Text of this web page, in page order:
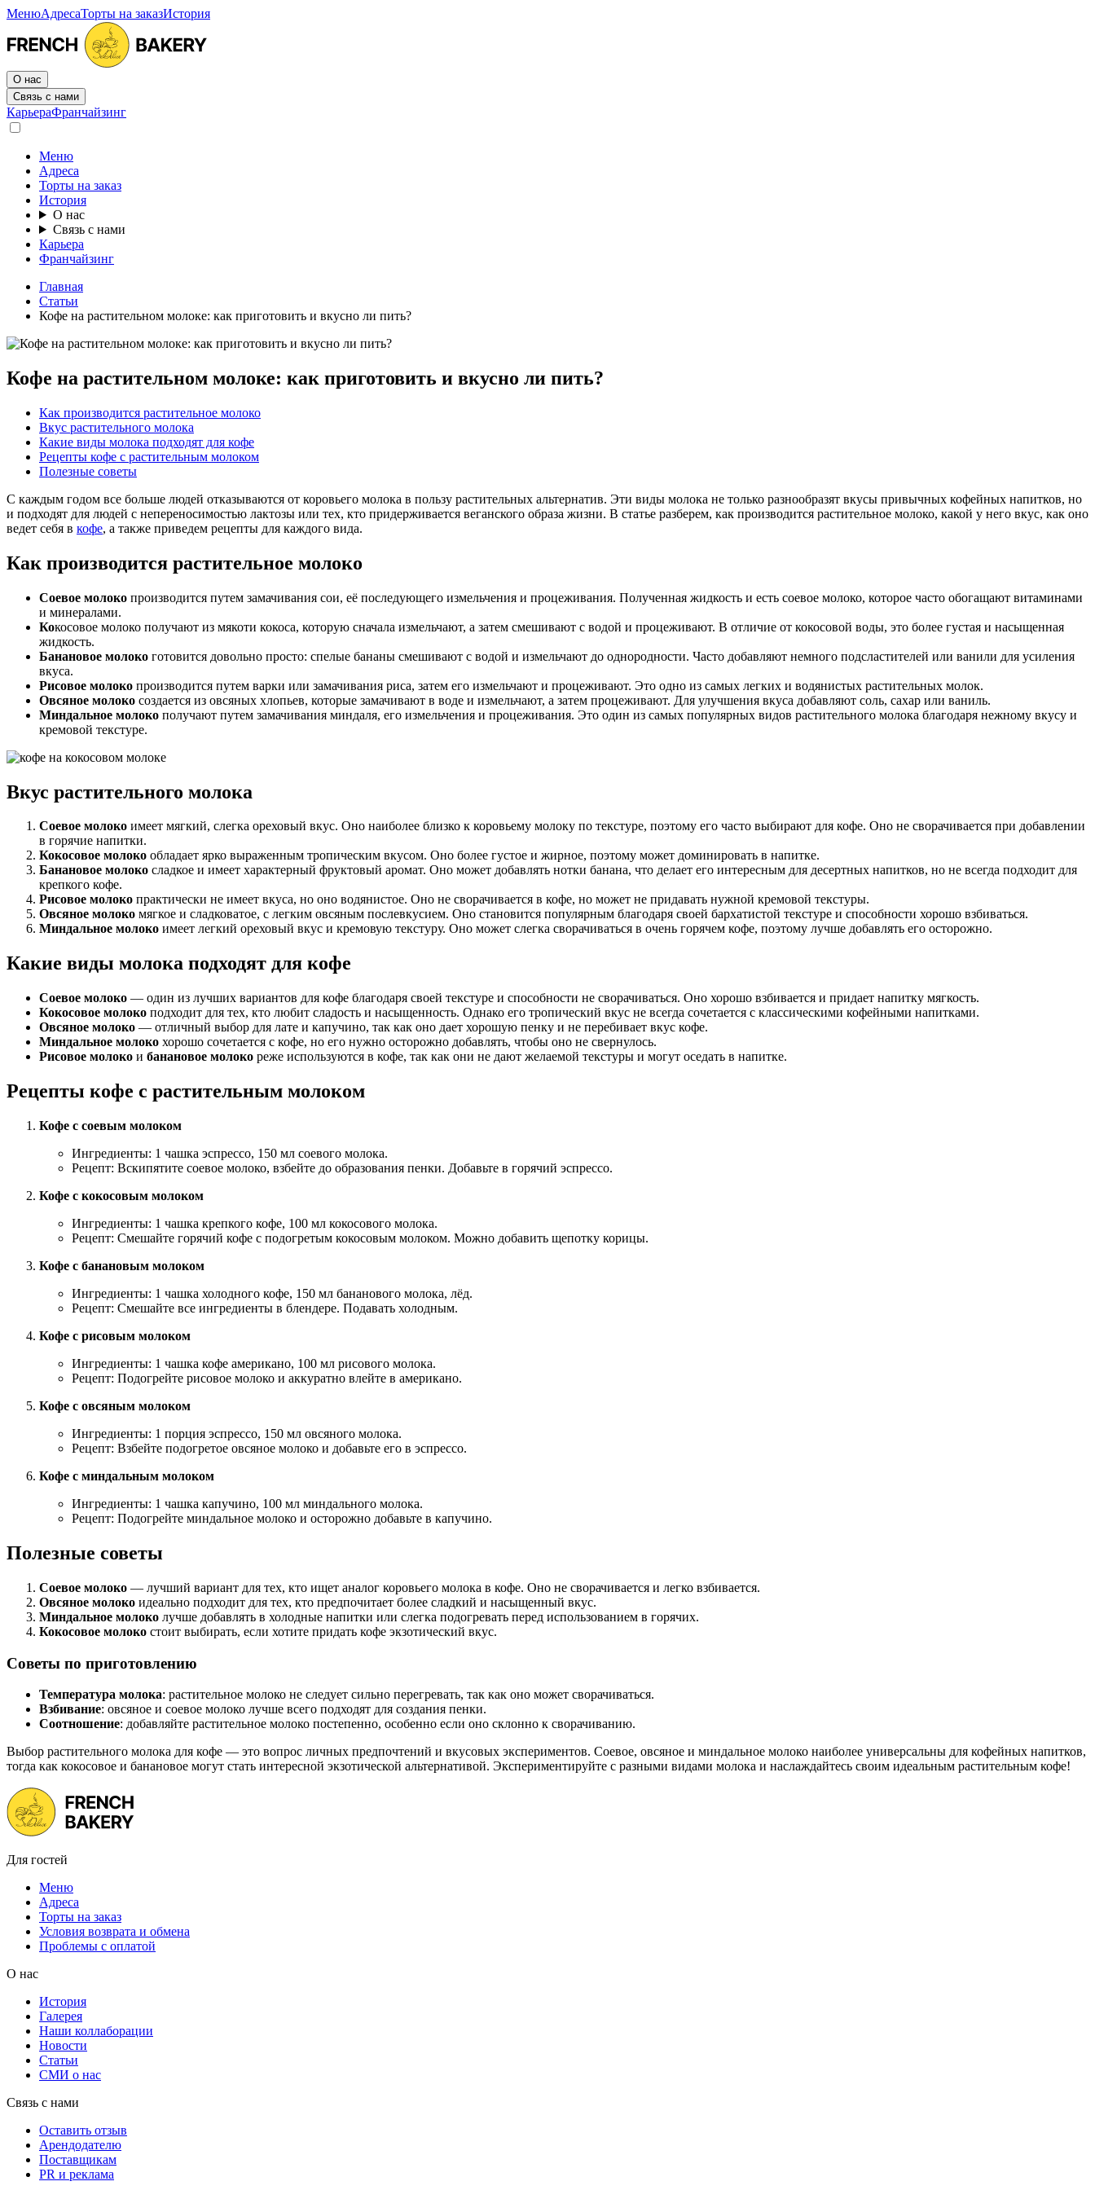
МенюАдресаТорты на заказИстория
О нас
Связь с нами
КарьераФранчайзинг
Меню
Адреса
Торты на заказ
История
О нас
Связь с нами
Карьера
Франчайзинг
Главная
Статьи
Кофе на растительном молоке: как приготовить и вкусно ли пить?
Кофе на растительном молоке: как приготовить и вкусно ли пить?
Как производится растительное молоко
Вкус растительного молока
Какие виды молока подходят для кофе
Рецепты кофе с растительным молоком
Полезные советы
С каждым годом все больше людей отказываются от коровьего молока в пользу растительных альтернатив. Эти виды молока не только разнообразят вкусы привычных кофейных напитков, но
и подходят для людей с непереносимостью лактозы или тех, кто придерживается веганского образа жизни. В статье разберем, как производится растительное молоко, какой у него вкус, как оно
ведет себя в кофе, а также приведем рецепты для каждого вида.
Как производится растительное молоко
Соевое молоко производится путем замачивания сои, её последующего измельчения и процеживания. Полученная жидкость и есть соевое молоко, которое часто обогащают витаминами
и минералами.
Кокосовое молоко получают из мякоти кокоса, которую сначала измельчают, а затем смешивают с водой и процеживают. В отличие от кокосовой воды, это более густая и насыщенная
жидкость.
Банановое молоко готовится довольно просто: спелые бананы смешивают с водой и измельчают до однородности. Часто добавляют немного подсластителей или ванили для усиления
вкуса.
Рисовое молоко производится путем варки или замачивания риса, затем его измельчают и процеживают. Это одно из самых легких и водянистых растительных молок.
Овсяное молоко создается из овсяных хлопьев, которые замачивают в воде и измельчают, а затем процеживают. Для улучшения вкуса добавляют соль, сахар или ваниль.
Миндальное молоко получают путем замачивания миндаля, его измельчения и процеживания. Это один из самых популярных видов растительного молока благодаря нежному вкусу и
кремовой текстуре.
Вкус растительного молока
Соевое молоко имеет мягкий, слегка ореховый вкус. Оно наиболее близко к коровьему молоку по текстуре, поэтому его часто выбирают для кофе. Оно не сворачивается при добавлении
в горячие напитки.
Кокосовое молоко обладает ярко выраженным тропическим вкусом. Оно более густое и жирное, поэтому может доминировать в напитке.
Банановое молоко сладкое и имеет характерный фруктовый аромат. Оно может добавлять нотки банана, что делает его интересным для десертных напитков, но не всегда подходит для
крепкого кофе.
Рисовое молоко практически не имеет вкуса, но оно водянистое. Оно не сворачивается в кофе, но может не придавать нужной кремовой текстуры.
Овсяное молоко мягкое и сладковатое, с легким овсяным послевкусием. Оно становится популярным благодаря своей бархатистой текстуре и способности хорошо взбиваться.
Миндальное молоко имеет легкий ореховый вкус и кремовую текстуру. Оно может слегка сворачиваться в очень горячем кофе, поэтому лучше добавлять его осторожно.
Какие виды молока подходят для кофе
Соевое молоко — один из лучших вариантов для кофе благодаря своей текстуре и способности не сворачиваться. Оно хорошо взбивается и придает напитку мягкость.
Кокосовое молоко подходит для тех, кто любит сладость и насыщенность. Однако его тропический вкус не всегда сочетается с классическими кофейными напитками.
Овсяное молоко — отличный выбор для лате и капучино, так как оно дает хорошую пенку и не перебивает вкус кофе.
Миндальное молоко хорошо сочетается с кофе, но его нужно осторожно добавлять, чтобы оно не свернулось.
Рисовое молоко и банановое молоко реже используются в кофе, так как они не дают желаемой текстуры и могут оседать в напитке.
Рецепты кофе с растительным молоком
Кофе с соевым молоком
Ингредиенты: 1 чашка эспрессо, 150 мл соевого молока.
Рецепт: Вскипятите соевое молоко, взбейте до образования пенки. Добавьте в горячий эспрессо.
Кофе с кокосовым молоком
Ингредиенты: 1 чашка крепкого кофе, 100 мл кокосового молока.
Рецепт: Смешайте горячий кофе с подогретым кокосовым молоком. Можно добавить щепотку корицы.
Кофе с банановым молоком
Ингредиенты: 1 чашка холодного кофе, 150 мл бананового молока, лёд.
Рецепт: Смешайте все ингредиенты в блендере. Подавать холодным.
Кофе с рисовым молоком
Ингредиенты: 1 чашка кофе американо, 100 мл рисового молока.
Рецепт: Подогрейте рисовое молоко и аккуратно влейте в американо.
Кофе с овсяным молоком
Ингредиенты: 1 порция эспрессо, 150 мл овсяного молока.
Рецепт: Взбейте подогретое овсяное молоко и добавьте его в эспрессо.
Кофе с миндальным молоком
Ингредиенты: 1 чашка капучино, 100 мл миндального молока.
Рецепт: Подогрейте миндальное молоко и осторожно добавьте в капучино.
Полезные советы
Соевое молоко — лучший вариант для тех, кто ищет аналог коровьего молока в кофе. Оно не сворачивается и легко взбивается.
Овсяное молоко идеально подходит для тех, кто предпочитает более сладкий и насыщенный вкус.
Миндальное молоко лучше добавлять в холодные напитки или слегка подогревать перед использованием в горячих.
Кокосовое молоко стоит выбирать, если хотите придать кофе экзотический вкус.
Советы по приготовлению
Температура молока: растительное молоко не следует сильно перегревать, так как оно может сворачиваться.
Взбивание: овсяное и соевое молоко лучше всего подходят для создания пенки.
Соотношение: добавляйте растительное молоко постепенно, особенно если оно склонно к сворачиванию.
Выбор растительного молока для кофе — это вопрос личных предпочтений и вкусовых экспериментов. Соевое, овсяное и миндальное молоко наиболее универсальны для кофейных напитков,
тогда как кокосовое и банановое могут стать интересной экзотической альтернативой. Экспериментируйте с разными видами молока и наслаждайтесь своим идеальным растительным кофе!
Для гостей
Меню
Адреса
Торты на заказ
Условия возврата и обмена
Проблемы с оплатой
О нас
История
Галерея
Наши коллаборации
Новости
Статьи
СМИ о нас
Связь с нами
Оставить отзыв
Арендодателю
Поставщикам
PR и реклама